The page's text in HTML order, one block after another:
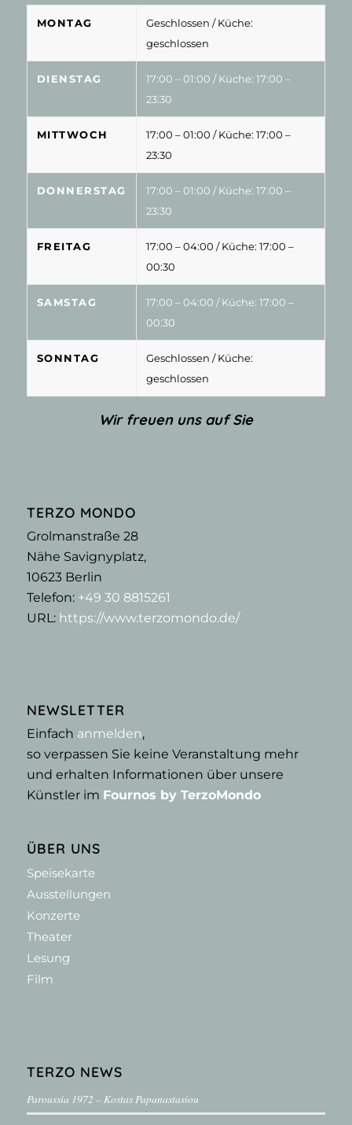
MONTAG Geschlossen / Küche:
geschlossen
DIENSTAG 17:00 – 01:00 / Küche: 17:00 –
23:30
MITTWOCH 17:00 – 01:00 / Küche: 17:00 –
23:30
DONNERSTAG 17:00 – 01:00 / Küche: 17:00 –
23:30
FREITAG 17:00 – 04:00 / Küche: 17:00 –
00:30
SAMSTAG 17:00 – 04:00 / Küche: 17:00 –
00:30
SONNTAG Geschlossen / Küche:
geschlossen
Wir freuen uns auf Sie
TERZO MONDO
Grolmanstraße 28
Nähe Savignyplatz,
10623Berlin
Telefon: +49 30 8815261
URL: https://www.terzomondo.de/
NEWSLETTER
Einfach anmelden,
so verpassen Sie keine Veranstaltung mehr
und erhalten Informationen über unsere
Künstler im Fournos by TerzoMondo
ÜBER UNS
Speisekarte
Ausstellungen
Konzerte
Theater
Lesung
Film
TERZO NEWS
Paroussia 1972 – Kostas Papanastasiou